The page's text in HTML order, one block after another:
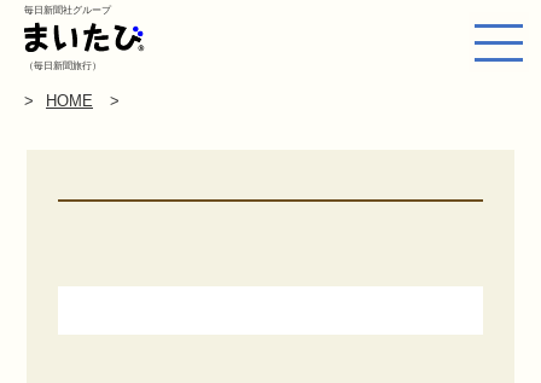
毎日新聞社グループ
（毎日新聞旅行）
HOME